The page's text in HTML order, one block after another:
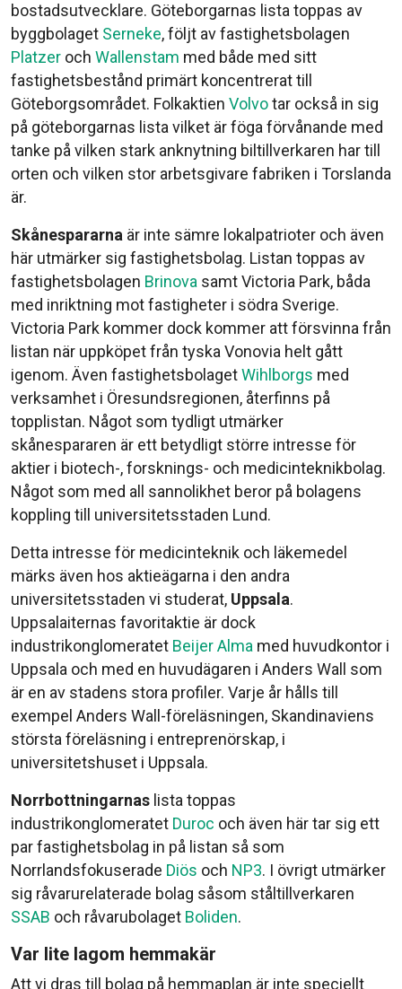
bostadsutvecklare. Göteborgarnas lista toppas av
byggbolaget Serneke, följt av fastighetsbolagen
Platzer och Wallenstam med både med sitt
fastighetsbestånd primärt koncentrerat till
Göteborgsområdet. Folkaktien Volvotar också in sig
på göteborgarnas lista vilket är föga förvånande med
tanke på vilken stark anknytning biltillverkaren har till
orten och vilken stor arbetsgivare fabriken i Torslanda
är.
Skånespararna är inte sämre lokalpatrioter och även
här utmärker sig fastighetsbolag. Listan toppas av
fastighetsbolagen Brinova samt Victoria Park, båda
med inriktning mot fastigheter i södra Sverige.
Victoria Park kommer dock kommer att försvinna från
listan när uppköpet från tyska Vonovia helt gått
igenom. Även fastighetsbolagetWihlborgs med
verksamhet i Öresundsregionen, återfinns på
topplistan. Något som tydligt utmärker
skånespararen är ett betydligt större intresse för
aktier i biotech-, forsknings- och medicinteknikbolag.
Något som med all sannolikhet beror på bolagens
koppling till universitetsstaden Lund.
Detta intresse för medicinteknik och läkemedel
märks även hos aktieägarna i den andra
universitetsstaden vi studerat, Uppsala.
Uppsalaiternas favoritaktie är dock
industrikonglomeratet Beijer Alma med huvudkontor i
Uppsala och med en huvudägaren i Anders Wall som
är en av stadens stora profiler. Varje år hålls till
exempel Anders Wall-föreläsningen, Skandinaviens
största föreläsning i entreprenörskap, i
universitetshuset i Uppsala.
Norrbottningarnas lista toppas
industrikonglomeratet Duroc och även här tar sig ett
par fastighetsbolag in på listan så som
Norrlandsfokuserade Diös och NP3. I övrigt utmärker
sig råvarurelaterade bolag såsom ståltillverkaren
SSAB och råvarubolaget Boliden.
Var lite lagom hemmakär
Att vi dras till bolag på hemmaplan är inte speciellt